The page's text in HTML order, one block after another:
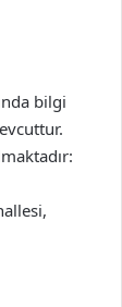
bilgi